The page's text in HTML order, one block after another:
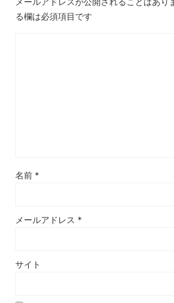
る欄は必須項目です
名前 *
メールアドレス *
サイト